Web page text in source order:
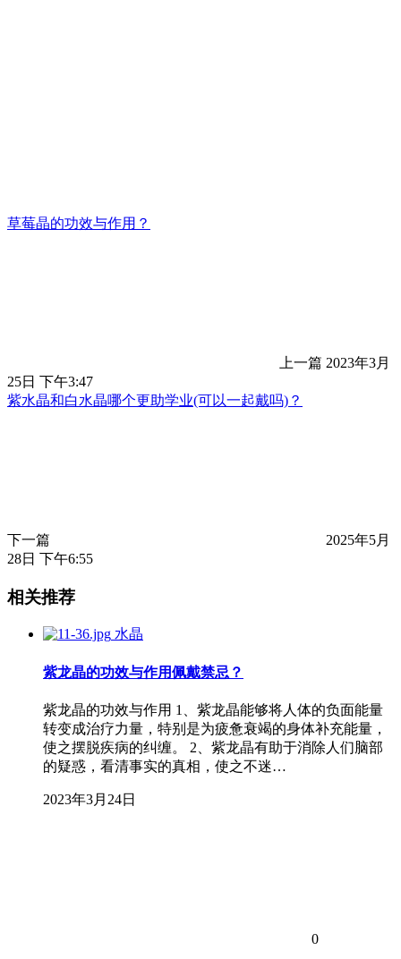
草莓晶的功效与作用？
上一篇 2023年3月
25日 下午3:47
紫水晶和白水晶哪个更助学业(可以一起戴吗)？
下一篇
2025年5月
28日 下午6:55
相关推荐
水晶
紫龙晶的功效与作用佩戴禁忌？
紫龙晶的功效与作用 1、紫龙晶能够将人体的负面能量
转变成治疗力量，特别是为疲惫衰竭的身体补充能量，
使之摆脱疾病的纠缠。 2、紫龙晶有助于消除人们脑部
的疑惑，看清事实的真相，使之不迷…
2023年3月24日
0